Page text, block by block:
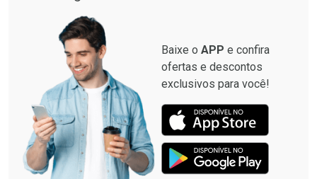
Baixe o APP e confira
ofertas e descontos
exclusivos para você!